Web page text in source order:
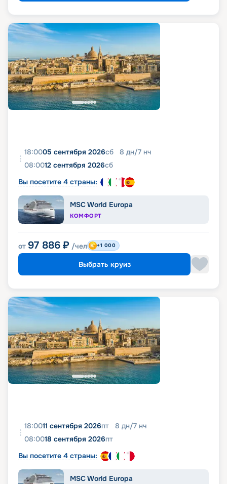
18:0005 сентября 2026сб 8 дн/7 нч
08:0012 сентября 2026сб
Вы посетите 4 страны:
MSC World Europa
КОМФОРТ
от 97 886 ₽ /чел +1 000
Выбрать круиз
18:0011 сентября 2026пт 8 дн/7 нч
08:0018 сентября 2026пт
Вы посетите 4 страны:
MSC World Europa